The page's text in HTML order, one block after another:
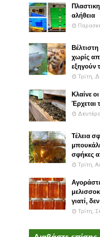
αλήθεια
χωρίς
εξηγούν
Τρίτη,
Κλαίνε
Έρχεται
Τέλεια
σφήκες
Τρίτη,
γιατί,
Τρίτη,